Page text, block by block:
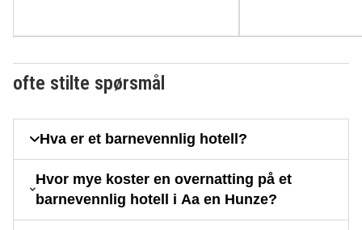
ofte stilte spørsmål
Hva er et barnevennlig hotell?
Hvor mye koster en overnatting på et
barnevennlig hotell i Aa en Hunze?